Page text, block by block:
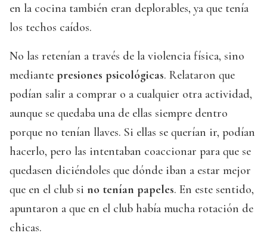
en la cocina también eran deplorables, ya que tenía
los techos caídos.
No las retenían a través de la violencia física, sino
mediante presiones psicológicas. Relataron que
podían salir a comprar o a cualquier otra actividad,
aunque se quedaba una de ellas siempre dentro
porque no tenían llaves. Si ellas se querían ir, podían
hacerlo, pero las intentaban coaccionar para que se
quedasen diciéndoles que dónde iban a estar mejor
que en el club si no tenían papeles. En este sentido,
apuntaron a que en el club había mucha rotación de
chicas.